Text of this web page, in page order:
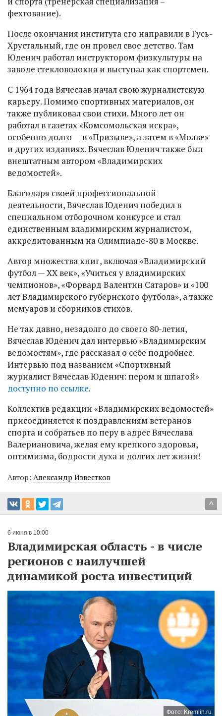
фехтование).
После окончания института его направили в Гусь-
Хрустальный, где он провел свое детство. Там
Юденич работал инструктором физкультуры на
заводе стекловолокна и выступал как спортсмен.
С 1964 года Вячеслав начал свою журналистскую
карьеру. Помимо спортивных материалов, он
также публиковал свои стихи. Много лет он
работал в газетах «Комсомольская искра»,
особенно долго — в «Призыве», а затем в «Молве»
и других изданиях. Вячеслав Юденич также был
внештатным автором «Владимирских
ведомостей».
Благодаря своей профессиональной
деятельности, Вячеслав Юденич победил в
специальном отборочном конкурсе и стал
единственным владимирским журналистом,
аккредитованным на Олимпиаде-80 в Москве.
Автор множества книг, включая «Владимирский
футбол — ХХ век», «Учиться у владимирских
чемпионов», «Форвард Валентин Сатаров» и «100
лет Владимирского губернского футбола», а также
мемуаров и сборников стихов.
Не так давно, незадолго до своего 80-летия,
Вячеслав Юденич дал интервью «Владимирским
ведомостям», где рассказал о себе подробнее.
Интервью под названием «Спортивный
журналист Вячеслав Юденич: пером и шпагой»
доступно по ссылке.
Коллектив редакции «Владимирских ведомостей»
присоединяется к поздравлениям ветеранов
спорта и собратьев по перу в адрес Вячеслава
Валериановича, желая ему крепкого здоровья,
оптимизма, бодрости духа и долгих лет жизни!
Автор: Александр Известков
^
6 июня в 10:00
Владимирская область - в числе
регионов с наилучшей
динамикой роста инвестиций
Фото: Kremlin.ru